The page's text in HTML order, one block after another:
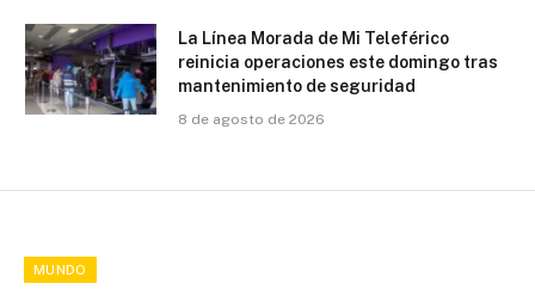
La Línea Morada de Mi Teleférico
reinicia operaciones este domingo tras
mantenimiento de seguridad
8 de agosto de 2026
MUNDO